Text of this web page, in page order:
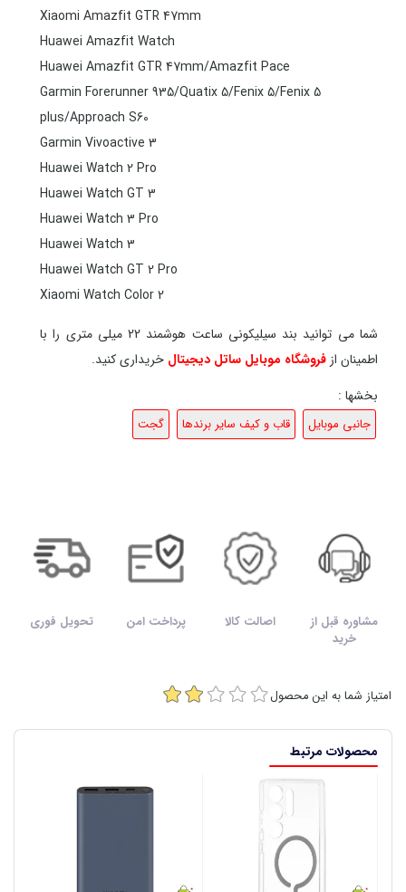
Xiaomi Amazfit GTR 47mm
Huawei Amazfit Watch
Huawei Amazfit GTR 47mm/Amazfit Pace
Garmin Forerunner 935/Quatix 5/Fenix 5/Fenix 5
plus/Approach S60
Garmin Vivoactive 3
Huawei Watch 2 Pro
Huawei Watch GT 3
Huawei Watch 3 Pro
Huawei Watch 3
Huawei Watch GT 2 Pro
Xiaomi Watch Color 2
شما می توانید بند سیلیکونی ساعت هوشمند 22 میلی متری را با
اطمینان از فروشگاه موبایل ساتل دیجیتال خریداری کنید.
بخشها :
جانبی موبایل قاب و کیف سایر برندها گجت
مشاوره قبل از
خرید
اصالت کالا پرداخت امن تحویل فوری
امتیاز شما به این محصول
محصولات مرتبط